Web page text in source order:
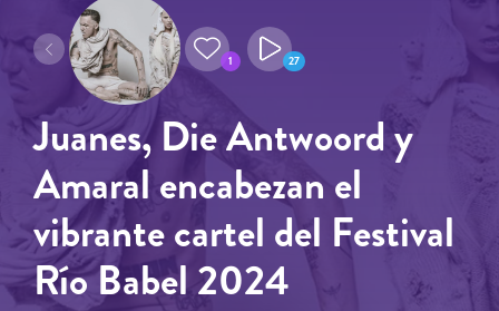
1 27
Juanes, Die Antwoord y
Amaral encabezan el
vibrante cartel del Festival
Río Babel 2024